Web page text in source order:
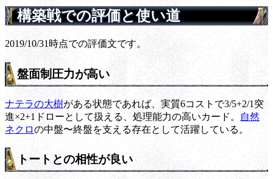
構築戦での評価と使い道
2019/10/31時点での評価文です。
盤面制圧力が高い
ナテラの大樹がある状態であれば、実質6コストで3/5+2/1突
進×2+1ドローとして扱える、処理能力の高いカード。
自然
ネクロの中盤〜終盤を支える存在として活躍している。
トートとの相性が良い